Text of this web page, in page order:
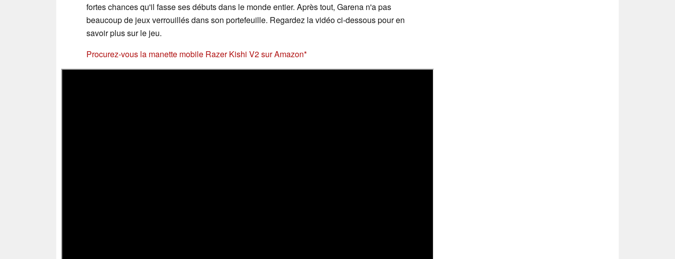
fortes chances qu'il fasse ses débuts dans le monde entier. Après tout, Garena n'a pas
beaucoup de jeux verrouillés dans son portefeuille. Regardez la vidéo ci-dessous pour en
savoir plus sur le jeu.
Procurez-vous la manette mobile Razer Kishi V2 sur Amazon